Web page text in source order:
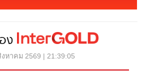
ง
หาคม 2569 | 21:39:05